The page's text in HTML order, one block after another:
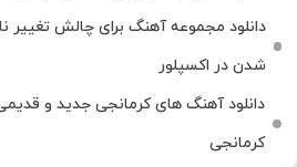
شدن در اکسپلور
دانلود آهنگ‌ های کرمانجی جدید و
کرمانجی